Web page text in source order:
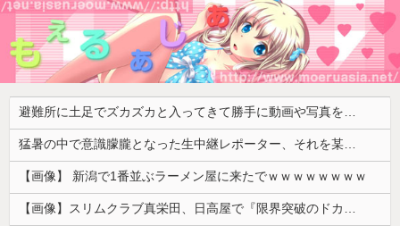
避難所に土足でズカズカと入ってきて勝手に動画や写真を撮影したメディア取材陣、挙句の果てに要求してきたのは……
猛暑の中で意識朦朧となった生中継レポーター、それを某出演者が爆笑しながら現場レポート続行を強制する動画が再注目されて……
【画像】 新潟で1番並ぶラーメン屋に来たでｗｗｗｗｗｗｗｗ
【画像】スリムクラブ真栄田、日高屋で『限界突破のドカ食い』を披露するｗｗｗｗｗｗ